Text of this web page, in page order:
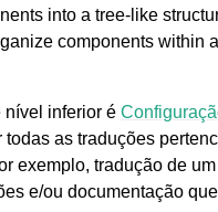
into a tree-like
components within
nível inferior é
todas as traduções
exemplo, tradução de
e/ou documentação